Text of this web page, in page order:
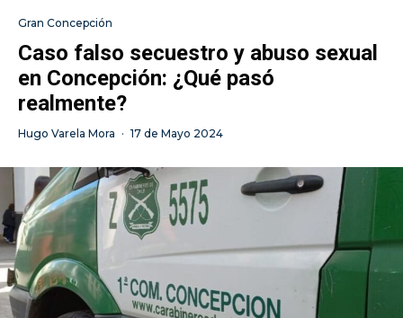
Gran Concepción
Caso falso secuestro y abuso sexual
en Concepción: ¿Qué pasó
realmente?
Hugo Varela Mora · 17 de Mayo 2024